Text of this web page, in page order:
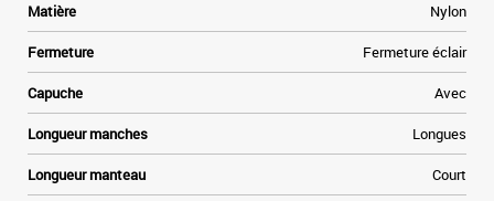
Matière Nylon
Fermeture Fermeture éclair
Capuche Avec
Longueur manches Longues
Longueur manteau Court